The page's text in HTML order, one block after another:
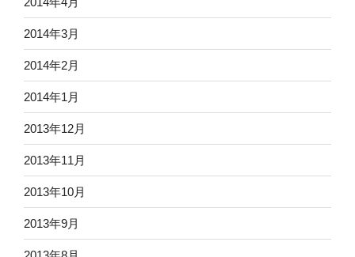
2014年3月
2014年2月
2014年1月
2013年12月
2013年11月
2013年10月
2013年9月